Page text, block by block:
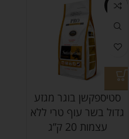
-3%
סטיספקשן בוגר מגזע
גדול בשר עוף טרי ללא
עצמות 20 ק”ג